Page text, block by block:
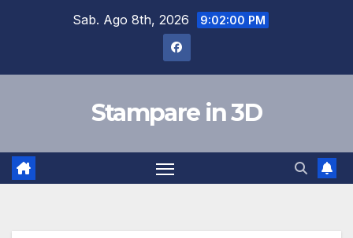
Sab. Ago 8th, 2026 9:02:02 PM
Stampare in 3D